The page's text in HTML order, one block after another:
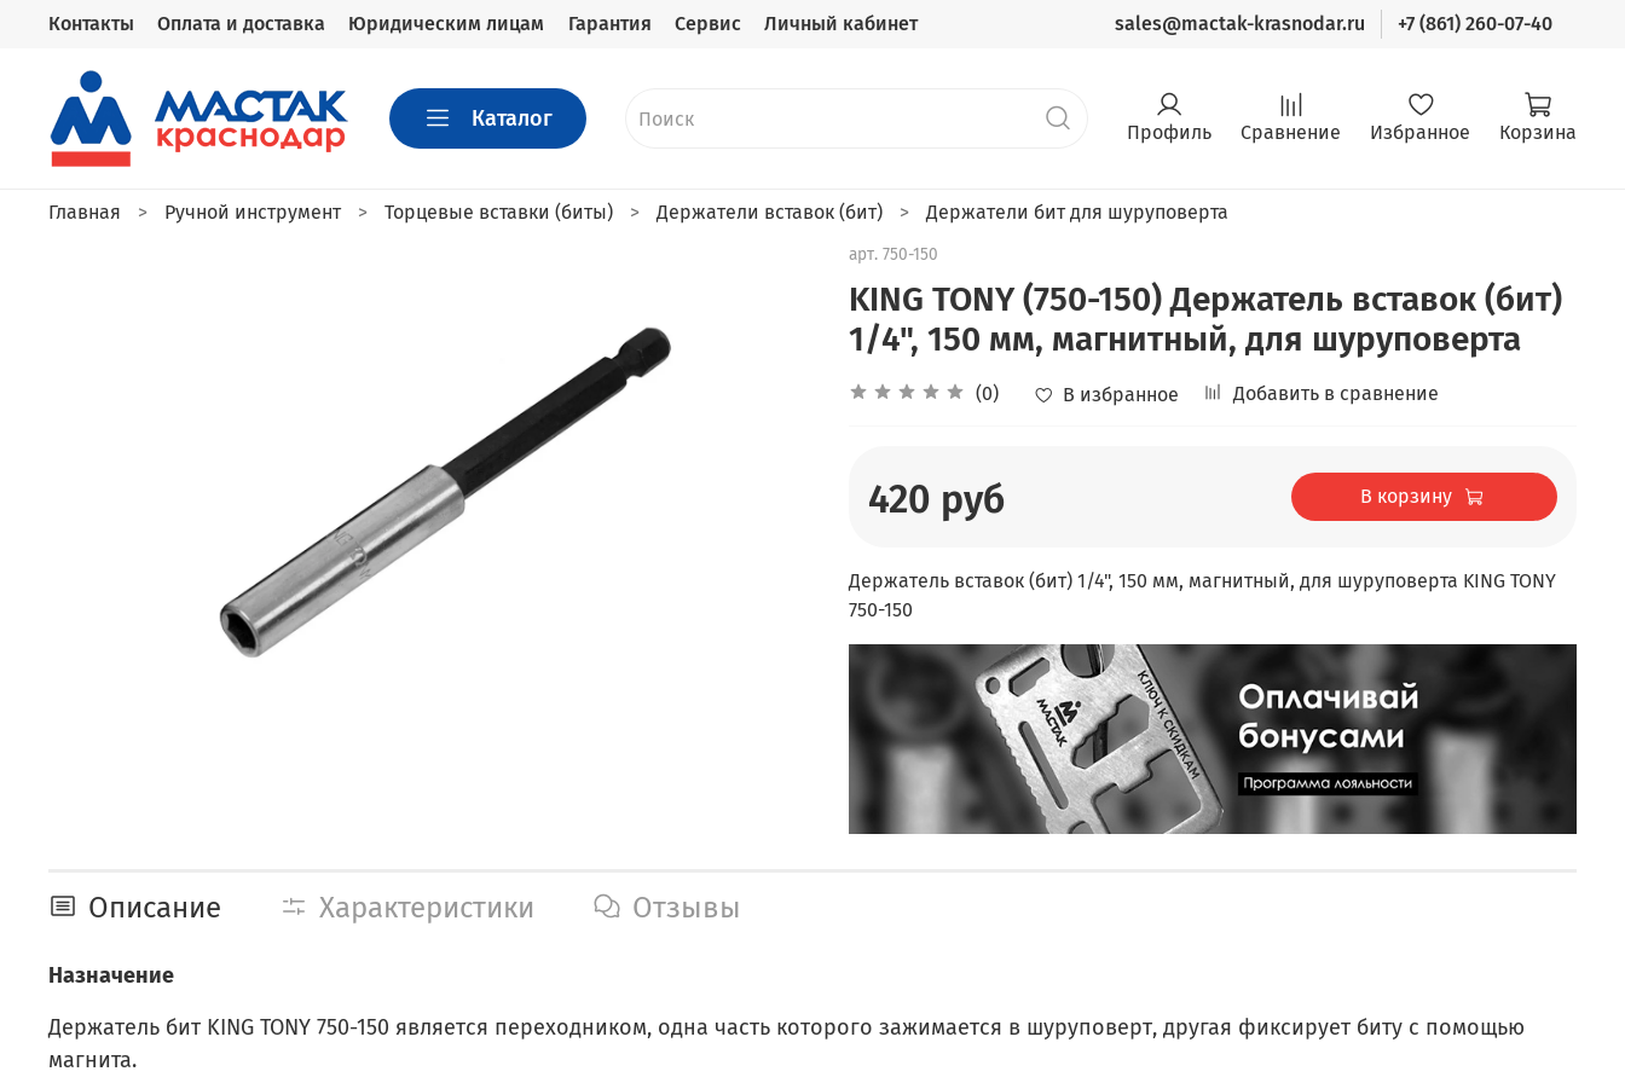
Контакты Оплата и доставка Юридическим лицам Гарантия Сервис Личный кабинет sales@mactak-krasnodar.ru +7 (861) 260-07-40
Каталог Профиль Сравнение Избранное Корзина
Главная Ручной инструмент Торцевые вставки (биты) Держатели вставок (бит) Держатели бит для шуруповерта
арт. 750-150
KING TONY (750-150) Держатель вставок (бит)
1/4", 150 мм, магнитный, для шуруповерта
(0) В избранное Добавить в сравнение
420 руб В корзину
Держатель вставок (бит) 1/4", 150 мм, магнитный, для шуруповерта KING TONY
750-150
Описание Характеристики Отзывы
Назначение
Держатель бит KING TONY 750-150 является переходником, одна часть которого зажимается в шуруповерт, другая фиксирует биту с помощью
магнита.